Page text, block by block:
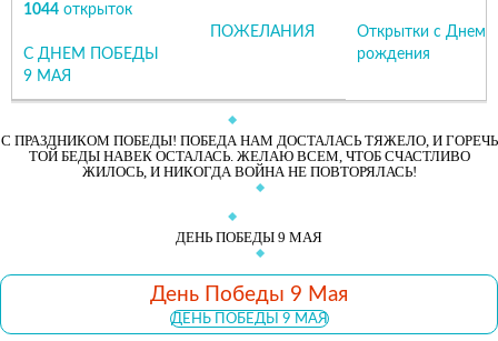
1044 открыток
С ДНЕМ ПОБЕДЫ
9 МАЯ
ПОЖЕЛАНИЯ
Открытки с Днем
рождения
С ПРАЗДНИКОМ ПОБЕДЫ! ПОБЕДА НАМ ДОСТАЛАСЬ ТЯЖЕЛО, И ГОРЕЧЬ
ТОЙ БЕДЫ НАВЕК ОСТАЛАСЬ. ЖЕЛАЮ ВСЕМ, ЧТОБ СЧАСТЛИВО
ЖИЛОСЬ, И НИКОГДА ВОЙНА НЕ ПОВТОРЯЛАСЬ!
ДЕНЬ ПОБЕДЫ 9 МАЯ
День Победы 9 Мая
ДЕНЬ ПОБЕДЫ 9 МАЯ